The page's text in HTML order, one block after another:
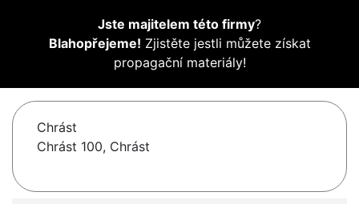
Jste majitelem této firmy?
Blahopřejeme! Zjistěte jestli můžete získat
propagační materiály!
Chrást
Chrást 100, Chrást